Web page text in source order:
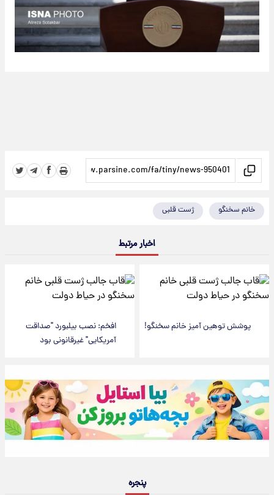
خانم سخنگو ژست قلبی
اخبار مرتبط
پوشش توهین آمیز خانم سخنگو!
افخم: نصب بیلبورد "صداقت
آمریکایی" غیرقانونی بود
پنجره